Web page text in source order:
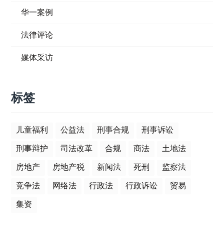
华一案例
法律评论
媒体采访
标签
儿童福利 公益法 刑事合规
刑事诉讼
刑事辩护
司法改革 合规 商法
土地法
房地产
房地产税 新闻法 死刑
监察法
竞争法
网络法 行政法 行政诉讼
贸易
集资